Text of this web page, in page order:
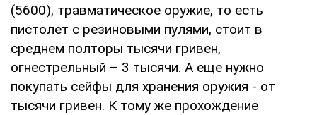
(5600), травматическое оружие, то есть
пистолет с резиновыми пулями, стоит в
среднем полторы тысячи гривен,
огнестрельный – 3 тысячи. А еще нужно
покупать сейфы для хранения оружия - от
тысячи гривен. К тому же прохождение